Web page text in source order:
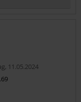
11.05.2024